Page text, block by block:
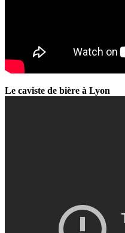
Le caviste de bière à Lyon